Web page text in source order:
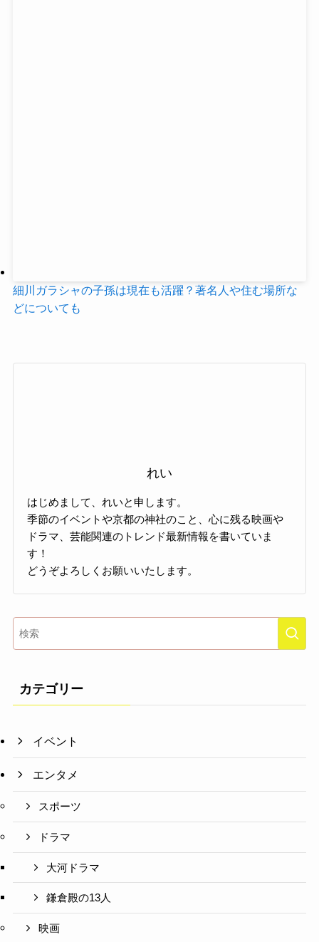
細川ガラシャの子孫は現在も活躍？著名人や住む場所な
どについても
れい
はじめまして、れいと申します。
季節のイベントや京都の神社のこと、心に残る映画や
ドラマ、芸能関連のトレンド最新情報を書いていま
す！
どうぞよろしくお願いいたします。
カテゴリー
イベント
エンタメ
スポーツ
ドラマ
大河ドラマ
鎌倉殿の13人
映画